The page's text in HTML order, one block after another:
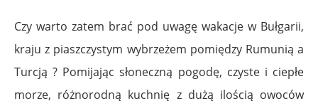
Czy warto zatem brać pod uwagę wakacje w Bułgarii,
kraju z piaszczystym wybrzeżem pomiędzy Rumunią a
Turcją ? Pomijając słoneczną pogodę, czyste i ciepłe
morze, różnorodną kuchnię z dużą ilością owoców